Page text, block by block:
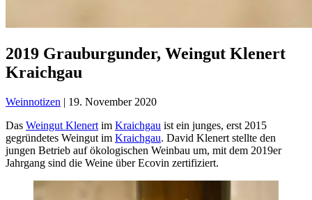
2019 Grauburgunder, Weingut Klenert
Kraichgau
Weinnotizen | 19. November 2020
Das Weingut Klenert im Kraichgau ist ein junges, erst 2015
gegründetes Weingut im Kraichgau. David Klenert stellte den
jungen Betrieb auf ökologischen Weinbau um, mit dem 2019er
Jahrgang sind die Weine über Ecovin zertifiziert.